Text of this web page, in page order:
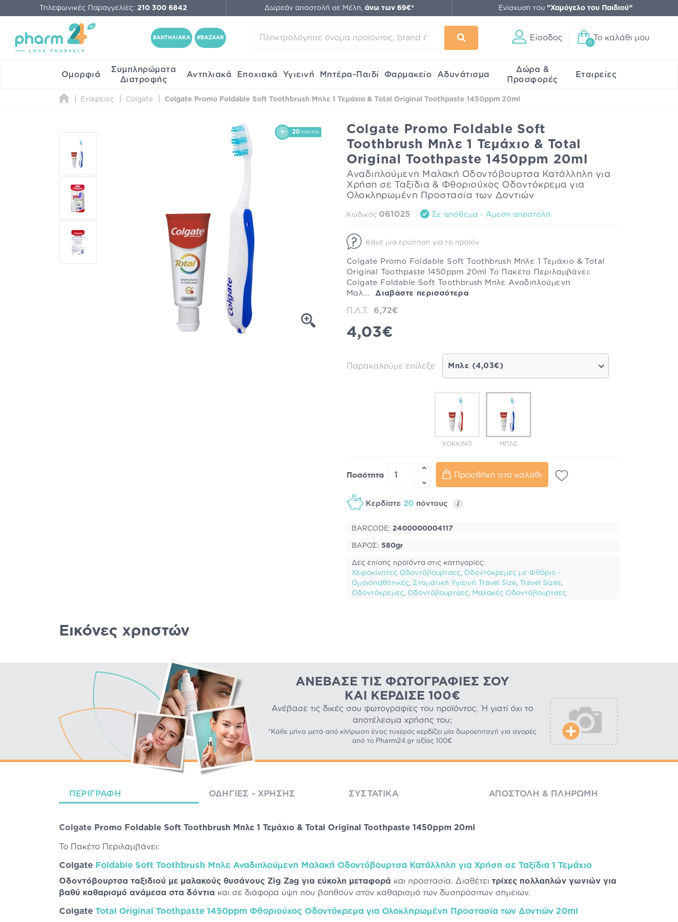
Τηλεφωνικές Παραγγελίες: 210 300 6842 Δωρεάν αποστολή σε Μέλη, άνω των 69€* Ενίσχυση του "Χαμόγελο του Παιδιού"
#ΑΝΤΗΛΙΑΚΑ #BAZAAR Είσοδος
0
Το καλάθι μου
Ομορφιά
Συμπληρώματα
Διατροφής
Αντηλιακά Εποχιακά Υγιεινή Μητέρα-Παιδί Φαρμακείο Αδυνάτισμα
Δώρα &
Προσφορές
Εταιρείες
Εταιρείες Colgate Colgate Promo Foldable Soft Toothbrush Μπλε 1 Τεμάχιο & Total Original Toothpaste 1450ppm 20ml
20 πόντοι
Colgate Promo Foldable Soft
Toothbrush Μπλε 1 Τεμάχιο & Total
Original Toothpaste 1450ppm 20ml
Αναδιπλούμενη Μαλακή Οδοντόβουρτσα Κατάλληλη για
Χρήση σε Ταξίδια & Φθοριούχος Οδοντόκρεμα για
Ολοκληρωμένη Προστασία των Δοντιών
Κωδικός 061025 Σε απόθεμα - Άμεση αποστολή
Κάνε μία ερώτηση για το προϊόν
Colgate Promo Foldable Soft Toothbrush Μπλε 1 Τεμάχιο & Total
Original Toothpaste 1450ppm 20ml Το Πακέτο Περιλαμβάνει:
Colgate Foldable Soft Toothbrush Μπλε Αναδιπλούμενη
Μαλ...Διαβάστε περισσότερα
Π.Λ.Τ. 6,72€
4,03€
Παρακαλούμε επίλεξε Μπλε (4,03€)
ΚΌΚΚΙΝΟ ΜΠΛΕ
Ποσότητα Προσθήκη στο καλάθι
Κερδίστε 20 πόντους i
BARCODE: 2400000004117
ΒΑΡΟΣ: 580gr
Δες επίσης προϊόντα στις κατηγορίες:
Χειροκίνητες Οδοντόβουρτσες
Οδοντόκρεμες με Φθόριο -
Ομοιoπαθητικές
Στοματική Υγιεινή Travel Size Travel Sizes
Οδοντόκρεμες
Οδοντόβουρτσες Μαλακές Οδοντόβουρτσες
Εικόνες χρηστών
ΑΝΈΒΑΣΕ ΤΙΣ ΦΩΤΟΓΡΑΦΊΕΣ ΣΟΥ
ΚΑΙ ΚΈΡΔΙΣΕ 100€
Ανέβασε τις δικές σου φωτογραφίες του προϊόντος. Ή γιατί όχι το
αποτέλεσμα χρήσης του;
*Κάθε μήνα μετά από κλήρωση ένας τυχερός κερδίζει μία δωροεπιταγή για αγορές
από το Pharm24.gr αξίας 100€
ΠΕΡΙΓΡΑΦΉ ΟΔΗΓΊΕΣ - ΧΡΉΣΗΣ ΣΥΣΤΑΤΙΚΆ ΑΠΟΣΤΟΛΉ & ΠΛΗΡΩΜΉ
Colgate Promo Foldable Soft Toothbrush Μπλε 1 Τεμάχιο & Total Original Toothpaste 1450ppm 20ml
Το Πακέτο Περιλαμβάνει:
Colgate Foldable Soft Toothbrush Μπλε Αναδιπλούμενη Μαλακή Οδοντόβουρτσα Κατάλληλη για Χρήση σε Ταξίδια 1 Τεμάχιο
Οδοντόβουρτσα ταξιδιού με μαλακούς θυσάνους Zig Zag για εύκολη μεταφορά και προστασία. Διαθέτει τρίχες πολλαπλών γωνιών για
βαθύ καθαρισμό ανάμεσα στα δόντια και σε διάφορα ύψη που βοηθούν στον καθαρισμό των δυσπρόσιτων σημείων.
Colgate Total Original Toothpaste 1450ppm Φθοριούχος Οδοντόκρεμα για Ολοκληρωμένη Προστασία των Δοντιών 20ml